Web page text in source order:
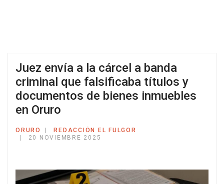
Juez envía a la cárcel a banda
criminal que falsificaba títulos y
documentos de bienes inmuebles
en Oruro
ORURO
REDACCIÓN EL FULGOR
20 NOVIEMBRE 2025